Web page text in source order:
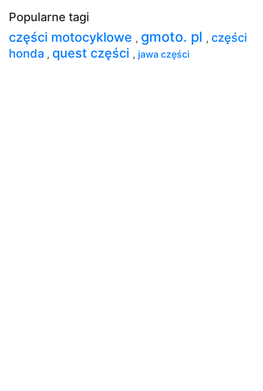
Popularne tagi
części motocyklowe , gmoto. pl , części
honda , quest części , jawa części